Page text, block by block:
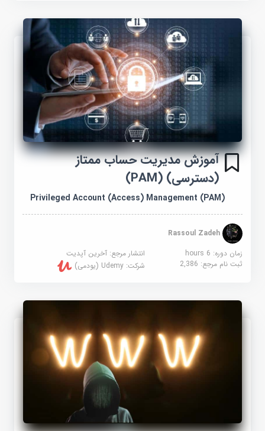
آموزش مدیریت حساب ممتاز
(دسترسی) (PAM)
Privileged Account (Access) Management (PAM)
Rassoul Zadeh
زمان دوره: 6 hours
انتشار مرجع:آخرین آپدیت
ثبت نام مرجع:2,386 شرکت:Udemy (یودمی)